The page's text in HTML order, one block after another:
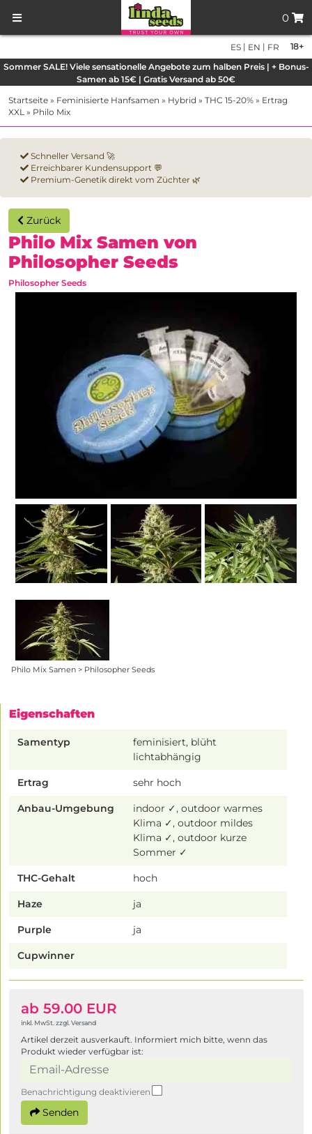
0
18+
ES | EN | FR
Sommer SALE! Viele sensationelle Angebote zum halben Preis | + Bonus-
Samen ab 15€ | Gratis Versand ab 50€
Startseite » Feminisierte Hanfsamen » Hybrid » THC 15-20% » Ertrag
XXL » Philo Mix
Schneller Versand 🚀
Erreichbarer Kundensupport 💬
Premium-Genetik direkt vom Züchter 🌿
Zurück
Philo Mix Samen von
Philosopher Seeds
Philosopher Seeds
Philo Mix Samen > Philosopher Seeds
Eigenschaften
Samentyp
feminisiert, blüht
lichtabhängig
Ertrag sehr hoch
Anbau-Umgebung
indoor ✓, outdoor warmes
Klima ✓, outdoor mildes
Klima ✓, outdoor kurze
Sommer ✓
THC-Gehalt hoch
Haze ja
Purple ja
Cupwinner
ab 59.00 EUR
inkl. MwSt. zzgl. Versand
Artikel derzeit ausverkauft. Informiert mich bitte, wenn das
Produkt wieder verfügbar ist:
Benachrichtigung deaktivieren
Senden